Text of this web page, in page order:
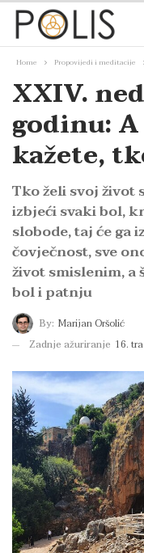
Home Propovijedi i meditacije
XXIV.
godinu:
kažete,
Tko želi svoj život
izbjeći svaki bol,
slobode, taj će ga
čovječnost, sve
život smislenim, a
bol i patnju
By: Marijan Oršolić
Zadnje ažuriranje 16.